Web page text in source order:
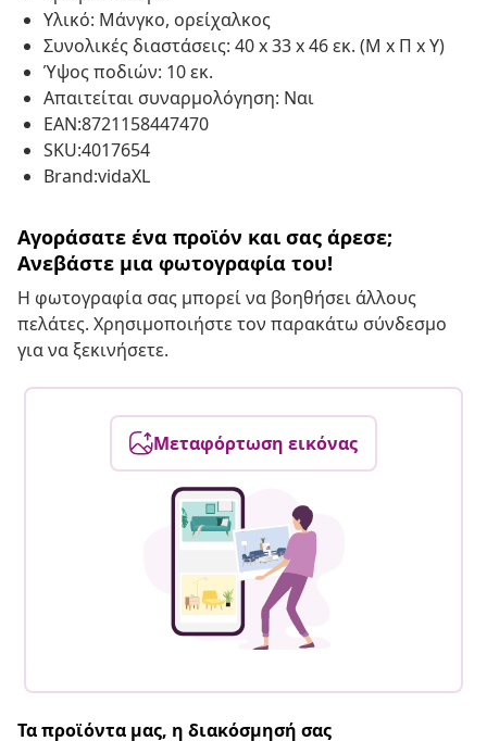
Υλικό: Μάνγκο, ορείχαλκος
Συνολικές διαστάσεις: 40 x 33 x 46 εκ. (Μ x Π x Υ)
Ύψος ποδιών: 10 εκ.
Απαιτείται συναρμολόγηση: Ναι
EAN:8721158447470
SKU:4017654
Brand:vidaXL
Αγοράσατε ένα προϊόν και σας άρεσε;
Ανεβάστε μια φωτογραφία του!
Η φωτογραφία σας μπορεί να βοηθήσει άλλους
πελάτες. Χρησιμοποιήστε τον παρακάτω σύνδεσμο
για να ξεκινήσετε.
Μεταφόρτωση εικόνας
Τα προϊόντα μας, η διακόσμησή σας